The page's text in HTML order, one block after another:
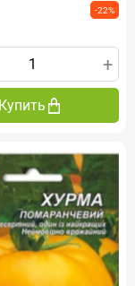
-22%
+
Купить